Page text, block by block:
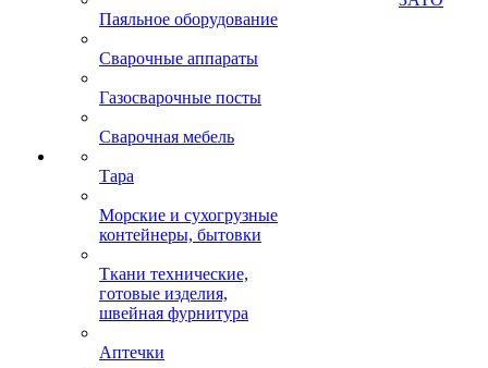
Паяльное оборудование
Сварочные аппараты
Газосварочные посты
Сварочная мебель
Тара
Морские и сухогрузные
контейнеры, бытовки
Ткани технические,
готовые изделия,
швейная фурнитура
Аптечки